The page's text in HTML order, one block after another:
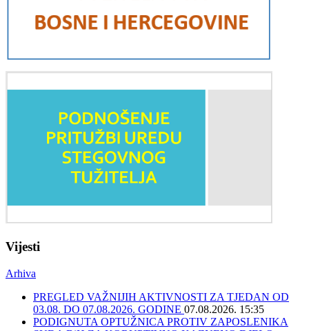
Vijesti
Arhiva
PREGLED VAŽNIJIH AKTIVNOSTI ZA TJEDAN OD
03.08. DO 07.08.2026. GODINE 07.08.2026. 15:35
PODIGNUTA OPTUŽNICA PROTIV ZAPOSLENIKA